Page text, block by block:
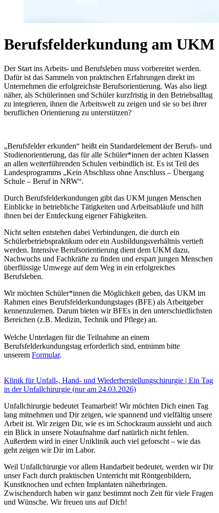
Berufsfelderkundung am UKM
Der Start ins Arbeits- und Berufsleben muss vorbereitet werden.
Dafür ist das Sammeln von praktischen Erfahrungen direkt im
Unternehmen die erfolgreichste Berufsorientierung. Was also liegt
näher, als Schülerinnen und Schüler kurzfristig in den Betriebsalltag
zu integrieren, ihnen die Arbeitswelt zu zeigen und sie so bei ihrer
beruflichen Orientierung zu unterstützen?
„Berufsfelder erkunden“ heißt ein Standardelement der Berufs- und
Studienorientierung, das für alle Schü­ler*innen der achten Klassen
an allen weiterführenden Schulen verbindlich ist. Es ist Teil des
Landesprogramms „Kein Abschluss ohne Anschluss – Übergang
Schule – Beruf in NRW“.
Durch Berufsfelderkundungen gibt das UKM jungen Menschen
Einblicke in betriebliche Tätigkeiten und Arbeitsabläufe und hilft
ihnen bei der Entdeckung eigener Fähigkeiten.
Nicht selten entstehen dabei Verbindungen, die durch ein
Schülerbetriebspraktikum oder ein Ausbildungsverhältnis vertieft
werden. Intensive Berufsorientierung dient dem UKM dazu,
Nachwuchs und Fachkräfte zu finden und erspart jungen Menschen
überflüssige Umwege auf dem Weg in ein erfolgreiches
Berufsleben.
Wir möchten Schüler*innen die Möglichkeit geben, das UKM im
Rahmen eines Berufsfelderkundungstages (BFE) als Arbeitgeber
kennenzulernen. Darum bieten wir BFEs in den unterschiedlichsten
Bereichen (z.B. Medizin, Technik und Pflege) an.
Welche Unterlagen für die Teilnahme an einem
Berufsfelderkundungstag erforderlich sind, entnimm bitte
unserem Formular.
Klinik für Unfall-, Hand- und Wiederherstellungschirurgie | Ein Tag
in der Unfallchirurgie (nur am 24.03.2026)
Unfallchirurgie bedeutet Teamarbeit! Wir möchten Dich einen Tag
lang mitnehmen und Dir zeigen, wie spannend und vielfältig unsere
Arbeit ist. Wir zeigen Dir, wie es im Schockraum aussieht und auch
ein Blick in unsere Notaufnahme darf natürlich nicht fehlen.
Außerdem wird in einer Uniklinik auch viel geforscht – wie das
geht zeigen wir Dir im Labor.
Weil Unfallchirurgie vor allem Handarbeit bedeutet, werden wir Dir
unser Fach durch praktischen Unterricht mit Röntgenbildern,
Kunstknochen und echten Implantaten näherbringen.
Zwischendurch haben wir ganz bestimmt noch Zeit für viele Fragen
und Wünsche. Wir freuen uns auf Dich!